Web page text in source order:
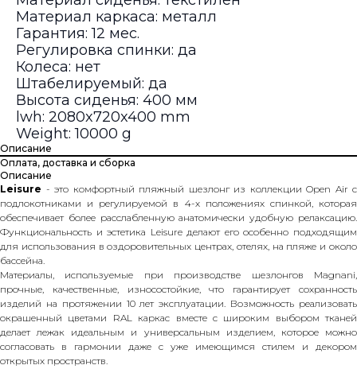
Материал каркаса: металл
Гарантия: 12 мес.
Регулировка спинки: да
Колеса: нет
Штабелируемый: да
Высота сиденья: 400 мм
lwh: 2080x720x400 mm
Weight: 10000 g
Описание
Оплата, доставка и сборка
Описание
Leisure - это комфортный пляжный шезлонг из коллекции Open Air с
подлокотниками и регулируемой в 4-х положениях спинкой, которая
обеспечивает более расслабленную анатомически удобную релаксацию.
Функциональность и эстетика Leisure делают его особенно подходящим
для использования в оздоровительных центрах, отелях, на пляже и около
бассейна.
Материалы, используемые при производстве шезлонгов Magnani,
прочные, качественные, износостойкие, что гарантирует сохранность
изделий на протяжении 10 лет эксплуатации. Возможность реализовать
окрашенный цветами RAL каркас вместе с широким выбором тканей
делает лежак идеальным и универсальным изделием, которое можно
согласовать в гармонии даже с уже имеющимся стилем и декором
открытых пространств.